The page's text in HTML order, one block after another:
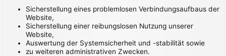
Sicherstellung eines problemlosen Verbindungsaufbaus der
Website,
Sicherstellung einer reibungslosen Nutzung unserer
Website,
Auswertung der Systemsicherheit und -stabilität sowie
zu weiteren administrativen Zwecken.